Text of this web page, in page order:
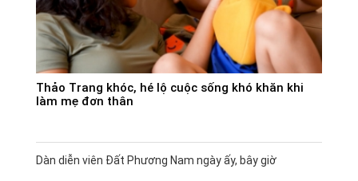
Thảo Trang khóc, hé lộ cuộc sống khó khăn khi
làm mẹ đơn thân
Dàn diễn viên Đất Phương Nam ngày ấy, bây giờ